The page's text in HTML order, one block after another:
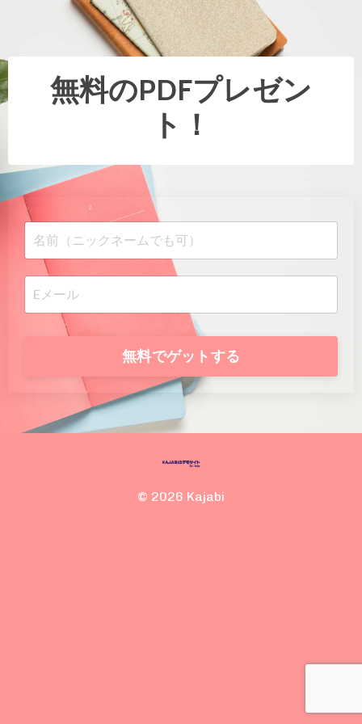
無料のPDFプレゼン
ト！
無料でゲットする
© 2026 Kajabi